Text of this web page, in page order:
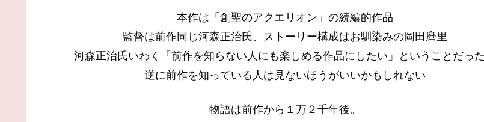
本作は「創聖のアクエリオン」の続編的作品
監督は前作同じ河森正治氏、ストーリー構成はお馴染みの岡田麿里
河森正治氏いわく「前作を知らない人にも楽しめる作品にしたい」ということだっ
逆に前作を知っている人は見ないほうがいいかもしれない
物語は前作から１万２千年後。